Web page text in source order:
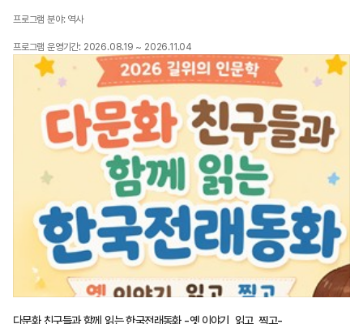
프로그램 분야: 역사
프로그램 운영기간: 2026.08.19 ~ 2026.11.04
다문화 친구들과 함께 읽는 한국전래동화 -옛 이야기, 읽고, 찍고-